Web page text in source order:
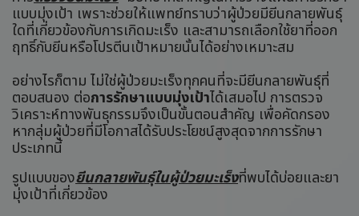
แบบมุ่งเป้า เพราะช่วยให้แพทย์ทราบว่าผู้ป่วยมียีนกลายพันธุ์
ใดที่เกี่ยวข้องกับการเกิดมะเร็ง และสามารถเลือกใช้ยาที่ออก
ฤทธิ์กับยีนหรือโปรตีนเป้าหมายนั้นได้อย่างเหมาะสม
อย่างไรก็ตาม ไม่ใช่ผู้ป่วยมะเร็งทุกคนที่จะมียีนกลายพันธุ์ที่
ตอบสนอง ต่อการรักษาแบบมุ่งเป้าได้เสมอไป การตรวจ
วิเคราะห์ทางพันธุกรรมจึงเป็นขั้นตอนสำคัญ เพื่อคัดกรอง
หากลุ่มผู้ป่วยที่มีโอกาสได้รับประโยชน์สูงสุดจากการรักษา
ประเภทนี้
รูปแบบของยีนกลายพันธุ์ในผู้ป่วยมะเร็งที่พบได้บ่อยและยา
มุ่งเป้าที่เกี่ยวข้อง